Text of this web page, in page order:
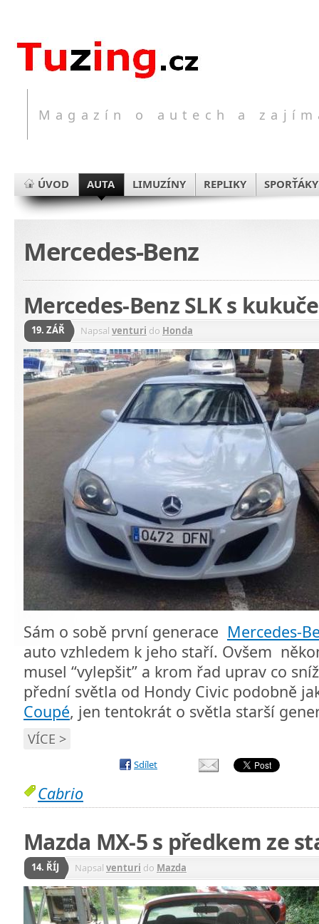
Magazín o autech a
ÚVOD AUTA LIMUZÍNY REPLIKY SPORŤÁKY
Mercedes-Benz
Mercedes-Benz SLK s
19. ZÁŘ Napsal venturi do Honda
Sám o sobě první generace Mercedes-
auto vzhledem k jeho staří. Ovšem
musel “vylepšit” a krom řad uprav co
přední světla od Hondy Civic podobně
Coupé, jen tentokrát o světla starší
VÍCE >
Sdílet
Cabrio
Mazda MX-5 s předkem ze
14. ŘÍJ Napsal venturi do Mazda